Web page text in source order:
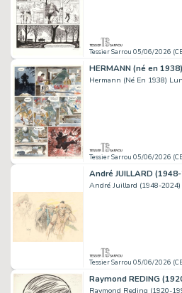
Tessier Sarrou 05/06/2026
Hermann (Né En 1938)
Tessier Sarrou 05/06/2026
André Juillard (1948-2024)
Tessier Sarrou 05/06/2026
Raymond Reding (1920-